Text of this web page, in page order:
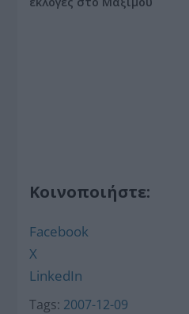
Κοινοποιήστε:
Facebook
X
LinkedIn
Tags: 2007-12-09